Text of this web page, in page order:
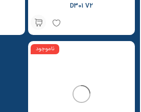
D301 V2
ناموجود